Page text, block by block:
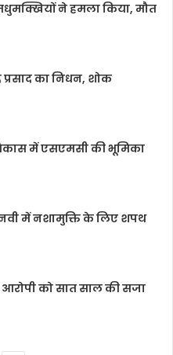
ने हमला किया, मौत
का निधन, शोक
में एसएमसी की भूमिका
में नशामुक्ति के लिए शपथ
को सात साल की सजा